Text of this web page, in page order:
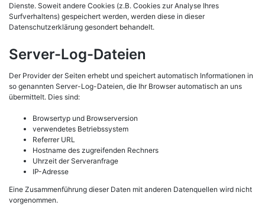
Dienste. Soweit andere Cookies (z.B. Cookies zur Analyse Ihres
Surfverhaltens) gespeichert werden, werden diese in dieser
Datenschutzerklärung gesondert behandelt.
Server-Log-Dateien
Der Provider der Seiten erhebt und speichert automatisch Informationen in
so genannten Server-Log-Dateien, die Ihr Browser automatisch an uns
übermittelt. Dies sind:
Browsertyp und Browserversion
verwendetes Betriebssystem
Referrer URL
Hostname des zugreifenden Rechners
Uhrzeit der Serveranfrage
IP-Adresse
Eine Zusammenführung dieser Daten mit anderen Datenquellen wird nicht
vorgenommen.